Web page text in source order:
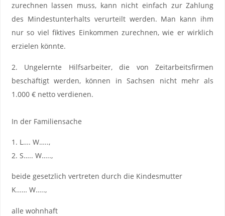
zurechnen lassen muss, kann nicht einfach zur Zahlung
des Mindestunterhalts verurteilt werden. Man kann ihm
nur so viel fiktives Einkommen zurechnen, wie er wirklich
erzielen könnte.
2. Ungelernte Hilfsarbeiter, die von Zeitarbeitsfirmen
beschäftigt werden, können in Sachsen nicht mehr als
1.000 € netto verdienen.
In der Familiensache
1. L…. W…..,
2. S….. W…..,
beide gesetzlich vertreten durch die Kindesmutter
K…… W…..,
alle wohnhaft